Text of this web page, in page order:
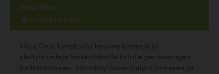
Viksu Otus
Salitunkatu 5, Salo
Viksu Otus koirakoulu tarjoaa kursseja ja
yksityistunteja kaikenikäisille koirille perustaitojen
kartuttamiseen, hihnakäytöksen helpottamiseen ja